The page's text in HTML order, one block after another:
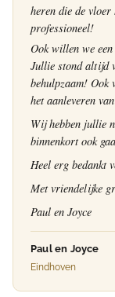
heren die de
professioneel!
Ook willen we
Jullie stond altijd
behulpzaam! Ook
het aanleveren
Wij hebben jullie
binnenkort ook
Heel erg bedankt
Met vriendelijke
Paul en Joyce
Paul en Joyce
Eindhoven